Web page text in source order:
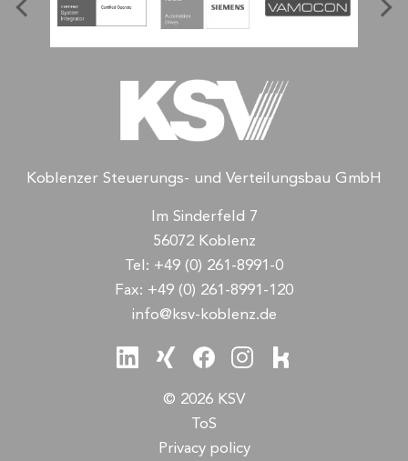
Koblenzer Steuerungs- und Verteilungsbau GmbH
Im Sinderfeld 7
56072 Koblenz
Tel: +49 (0) 261-8991-0
Fax: +49 (0) 261-8991-120
info@ksv-koblenz.de
© 2026 KSV
ToS
Privacy policy